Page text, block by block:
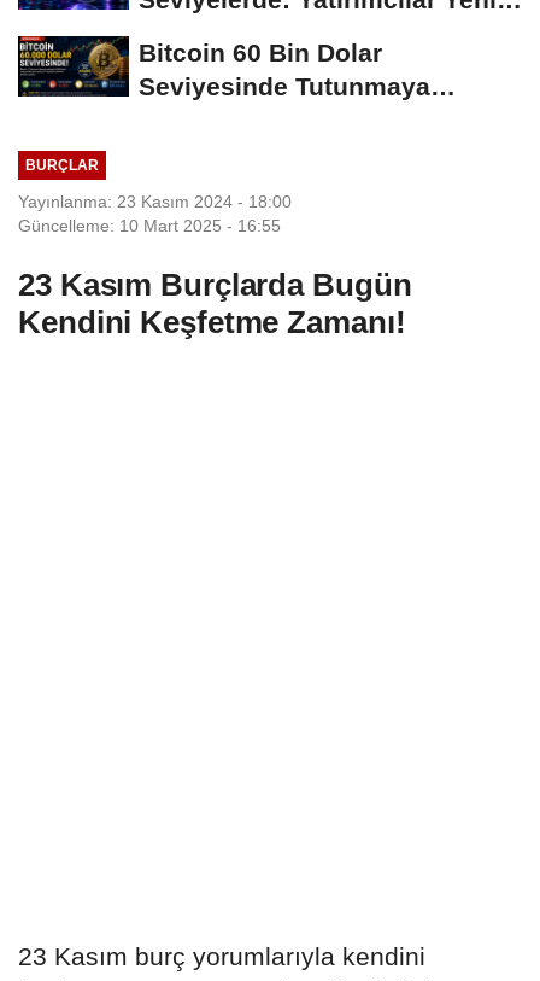
Bitcoin 60 Bin Dolar
Seviyesinde Tutunmaya
BURÇLAR
Yayınlanma: 23 Kasım 2024 - 18:00
Güncelleme: 10 Mart 2025 - 16:55
23 Kasım Burçlarda Bugün
Kendini Keşfetme Zamanı!
23 Kasım burç yorumlarıyla kendini